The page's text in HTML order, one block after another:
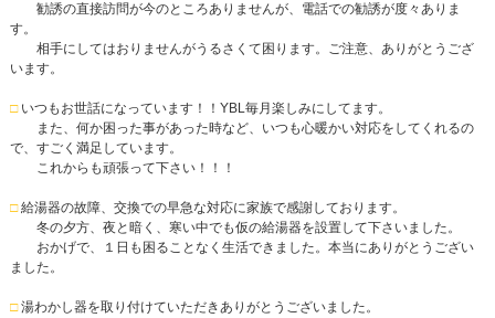
勧誘の直接訪問が今のところありませんが、電話での勧誘が度々ありま
す。
相手にしてはおりませんがうるさくて困ります。ご注意、ありがとうござ
います。
□いつもお世話になっています！！YBL毎月楽しみにしてます。
また、何か困った事があった時など、いつも心暖かい対応をしてくれるの
で、すごく満足しています。
これからも頑張って下さい！！！
□給湯器の故障、交換での早急な対応に家族で感謝しております。
冬の夕方、夜と暗く、寒い中でも仮の給湯器を設置して下さいました。
おかげで、１日も困ることなく生活できました。本当にありがとうござい
ました。
□湯わかし器を取り付けていただきありがとうございました。